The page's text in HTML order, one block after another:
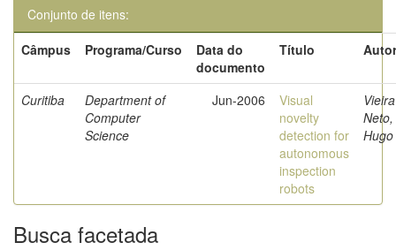
Conjunto de itens:
Câmpus
Programa/Curso
Data do
documento
Título
Curitiba
Department of
Computer
Science
Jun-2006
Visual
novelty
detection for
autonomous
inspection
robots
Vieira
Neto,
Hugo
Busca facetada